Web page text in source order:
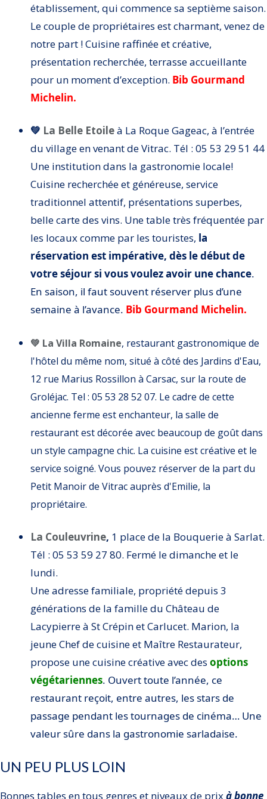
établissement, qui commence sa septième saison.
Le couple de propriétaires est charmant, venez de
notre part ! Cuisine raffinée et créative,
présentation recherchée, terrasse accueillante
pour un moment d’exception. Bib Gourmand
Michelin.
💚 La Belle Etoileà La Roque Gageac, à l’entrée
du village en venant de Vitrac. Tél : 05 53 29 51 44
Une institution dans la gastronomie locale!
Cuisine recherchée et généreuse, service
traditionnel attentif, présentations superbes,
belle carte des vins. Une table très fréquentée par
les locaux comme par les touristes, la
réservation est impérative, dès le début de
votre séjour si vous voulez avoir une chance.
En saison, il faut souvent réserver plus d’une
semaine à l’avance. Bib Gourmand Michelin.
💚 La Villa Romaine, restaurant gastronomique de
l'hôtel du même nom, situé à côté des Jardins d'Eau,
12 rue Marius Rossillon à Carsac, sur la route de
Groléjac. Tel : 05 53 28 52 07. Le cadre de cette
ancienne ferme est enchanteur, la salle de
restaurant est décorée avec beaucoup de goût dans
un style campagne chic. La cuisine est créative et le
service soigné. Vous pouvez réserver de la part du
Petit Manoir de Vitrac auprès d'Emilie, la
propriétaire.
La Couleuvrine, 1 place de la Bouquerie à Sarlat.
Tél : 05 53 59 27 80. Fermé le dimanche et le
lundi.
Une adresse familiale, propriété depuis 3
générations de la famille du Château de
Lacypierre à St Crépin et Carlucet. Marion, la
jeune Chef de cuisine et Maître Restaurateur,
propose une cuisine créative avec des options
végétariennes. Ouvert toute l’année, ce
restaurant reçoit, entre autres, les stars de
passage pendant les tournages de cinéma… Une
valeur sûre dans la gastronomie sarladaise.
UN PEU PLUS LOIN
Bonnes tables en tous genres et niveaux de prixà bonne